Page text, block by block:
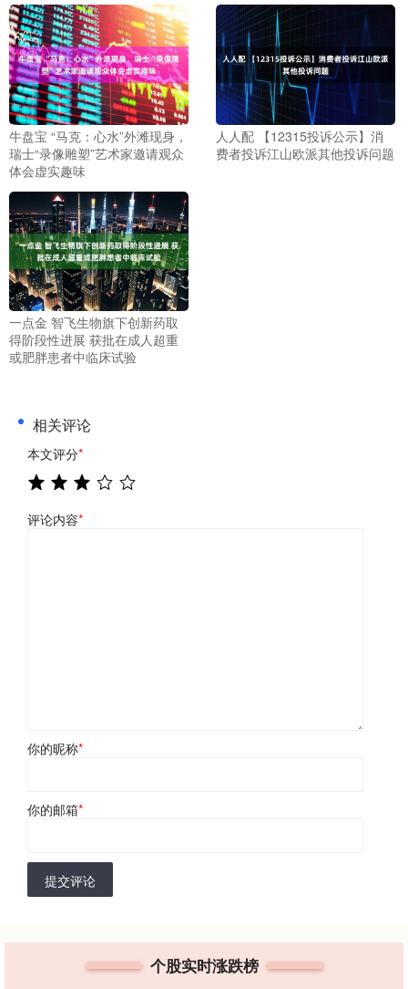
牛盘宝 “马克：心水”外滩现身，
瑞士“录像雕塑”艺术家邀请观众
体会虚实趣味
人人配 【12315投诉公示】消
费者投诉江山欧派其他投诉问题
一点金 智飞生物旗下创新药取
得阶段性进展 获批在成人超重
或肥胖患者中临床试验
相关评论
本文评分*
评论内容*
你的昵称*
你的邮箱*
提交评论
个股实时涨跌榜